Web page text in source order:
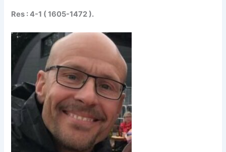
Res : 4-1 ( 1605-1472 ).